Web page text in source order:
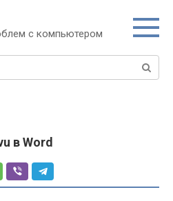
с компьютером
в Word